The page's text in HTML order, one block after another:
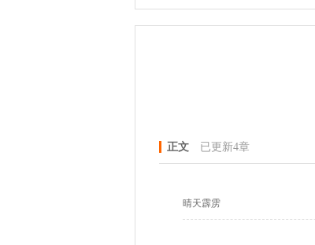
正文 已更新4章
晴天霹雳